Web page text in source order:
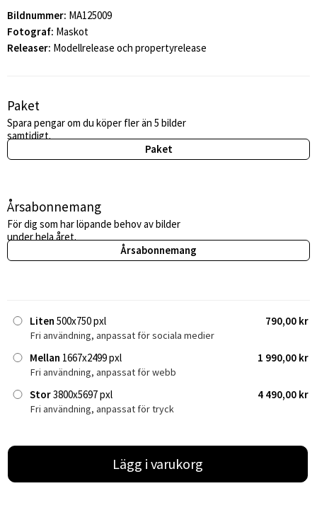
Bildnummer: MA125009
Fotograf: Maskot
Releaser: Modellrelease och propertyrelease
Paket
Spara pengar om du köper fler än 5 bilder
samtidigt.
Paket
Årsabonnemang
För dig som har löpande behov av bilder
under hela året.
Årsabonnemang
Liten 500x750 pxl 790,00 kr
Fri användning, anpassat för sociala medier
Mellan 1667x2499 pxl 1 990,00 kr
Fri användning, anpassat för webb
Stor3800x5697 pxl 4 490,00 kr
Fri användning, anpassat för tryck
Lägg i varukorg